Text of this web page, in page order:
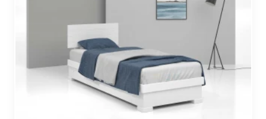
מיטות מעוצבות בהתאמה אישית לפי הצרכים
מיטות ילדים מעוצבות ברוחב 80
בעיצובים מודרניים וחדשניים, עם אפשרות להתאמה אישית
מבחינת צבעים, חומרים, ואביזרים נלווים.
מיטות קומותיים ברוחב 80-90 – פתרון מעשי
לחדרים קטנים